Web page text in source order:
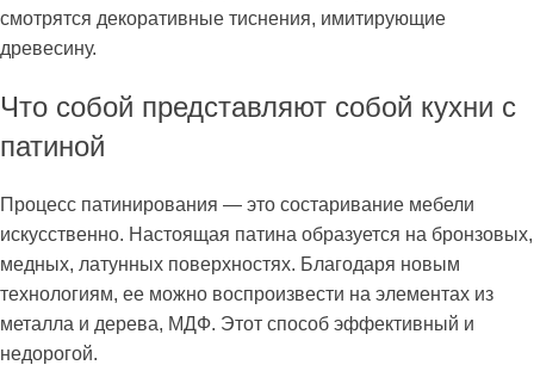
смотрятся декоративные тиснения, имитирующие
древесину.
Что собой представляют собой кухни с
патиной
Процесс патинирования — это состаривание мебели
искусственно. Настоящая патина образуется на бронзовых,
медных, латунных поверхностях. Благодаря новым
технологиям, ее можно воспроизвести на элементах из
металла и дерева, МДФ. Этот способ эффективный и
недорогой.